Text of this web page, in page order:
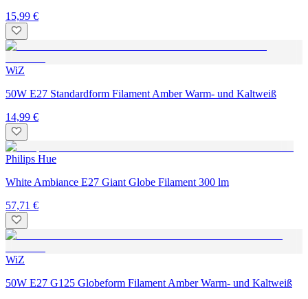
15,99 €
WiZ
50W E27 Standardform Filament Amber Warm- und Kaltweiß
14,99 €
Philips Hue
White Ambiance E27 Giant Globe Filament 300 lm
57,71 €
WiZ
50W E27 G125 Globeform Filament Amber Warm- und Kaltweiß